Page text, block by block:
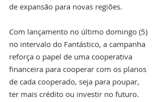
de expansão para novas regiões.
Com lançamento no último domingo (5)
no intervalo do Fantástico, a campanha
reforça o papel de uma cooperativa
financeira para cooperar com os planos
de cada cooperado, seja para poupar,
ter mais crédito ou investir no futuro.